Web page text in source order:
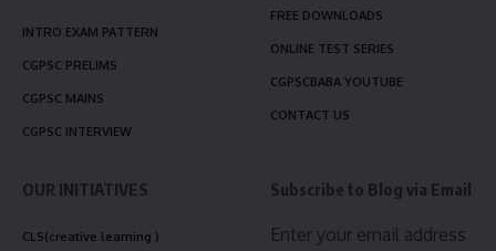
INTRO EXAM PATTERN
CGPSC PRELIMS
CGPSC MAINS
CGPSC INTERVIEW
FREE DOWNLOADS
ONLINE TEST SERIES
CGPSCBABA YOUTUBE
CONTACT US
OUR INITIATIVES
CLS(creative learning )
Subscribe to Blog via Email
Enter your email address